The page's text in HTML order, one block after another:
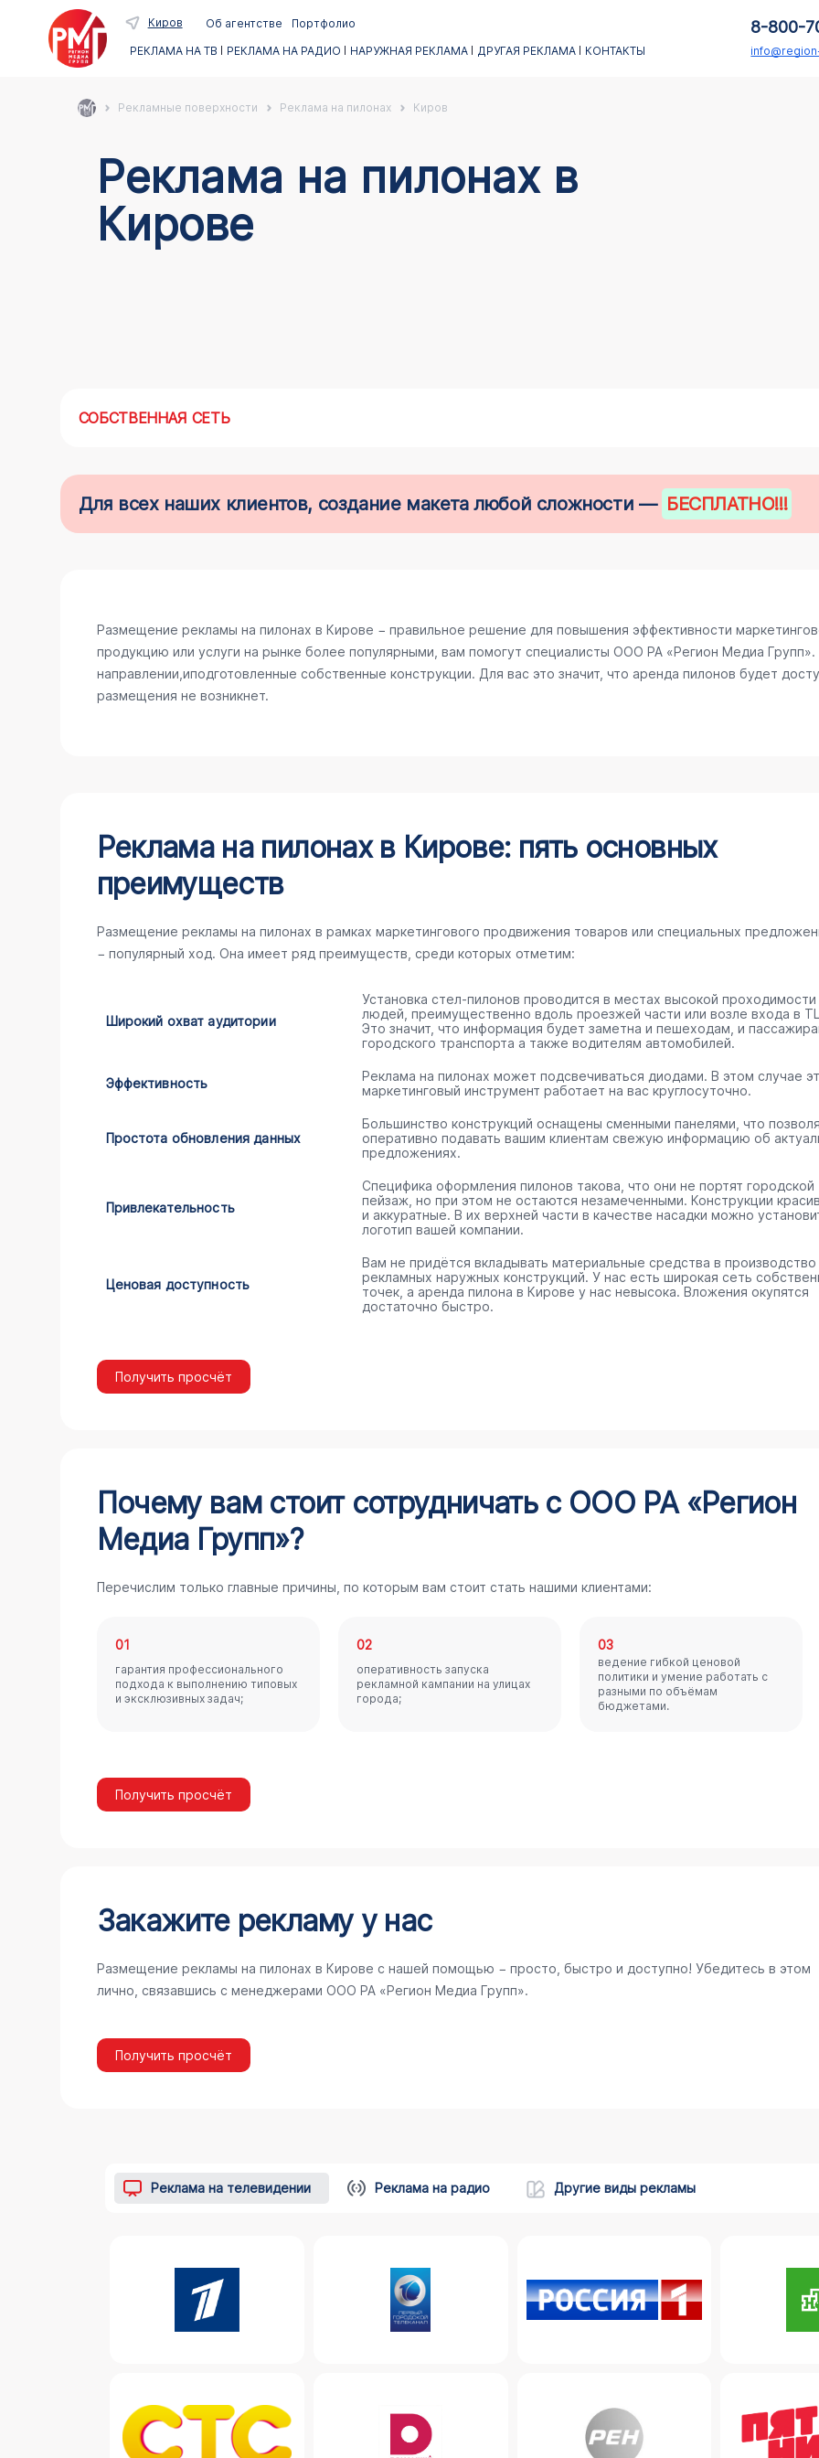
Киров Об агентстве
Портфолио
РЕКЛАМА НА ТВ
РЕКЛАМА НА РАДИО НАРУЖНАЯ РЕКЛАМА ДРУГАЯ РЕКЛАМА КОНТАКТЫ
8-800-
Рекламные поверхности Реклама на пилонах Киров
Реклама на пилонах в
Кирове
СОБСТВЕННАЯ СЕТЬ
Для всех наших клиентов, создание макета любой сложности — БЕСПЛАТНО!!!
Размещение рекламы на пилонах в Кирове − правильное решение для повышения эффективности
продукцию или услуги на рынке более популярными, вам помогут специалисты ООО РА «Регион Медиа
направлении,иподготовленные собственные конструкции. Для вас это значит, что аренда пилонов будет
размещения не возникнет.
Реклама на пилонах в Кирове: пять основных
преимуществ
Размещение рекламы на пилонах в рамках маркетингового продвижения товаров или специальных
− популярный ход. Она имеет ряд преимуществ, среди которых отметим:
Широкий охват аудитории
Установка стел-пилонов проводится в местах высокой проходимости
людей, преимущественно вдоль проезжей части или возле входа в
Это значит, что информация будет заметна и пешеходам, и
городского транспорта а также водителям автомобилей.
Эффективность
Реклама на пилонах может подсвечиваться диодами. В этом случае
маркетинговый инструмент работает на вас круглосуточно.
Простота обновления данных
Большинство конструкций оснащены сменными панелями, что
оперативно подавать вашим клиентам свежую информацию об
предложениях.
Привлекательность
Специфика оформления пилонов такова, что они не портят городской
пейзаж, но при этом не остаются незамеченными. Конструкции
и аккуратные. В их верхней части в качестве насадки можно
логотип вашей компании.
Ценовая доступность
Вам не придётся вкладывать материальные средства в производство
рекламных наружных конструкций. У нас есть широкая сеть
точек, а аренда пилона в Кирове у нас невысока. Вложения окупятся
достаточно быстро.
Получить просчёт
Почему вам стоит сотрудничать с ООО РА «Регион
Медиа Групп»?
Перечислим только главные причины, по которым вам стоит стать нашими клиентами:
01
гарантия профессионального
подхода к выполнению типовых
и эксклюзивных задач;
02
оперативность запуска
рекламной кампании на улицах
города;
03
ведение гибкой ценовой
политики и умение работать с
разными по объёмам
бюджетами.
Получить просчёт
Закажите рекламу у нас
Размещение рекламы на пилонах в Кирове с нашей помощью − просто, быстро и доступно! Убедитесь в этом
лично, связавшись с менеджерами ООО РА «Регион Медиа Групп».
Получить просчёт
Реклама на телевидении Реклама на радио Другие виды рекламы